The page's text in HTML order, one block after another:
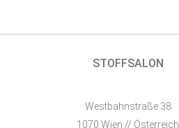
STOFFSALON
Westbahnstraße 38
1070 Wien // Österreich